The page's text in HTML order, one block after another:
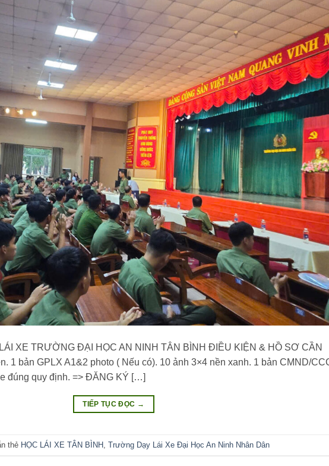
XE TRƯỜNG ĐẠI HỌC AN NINH TÂN BÌNH ĐIỀU KIỆN & HỒ SƠ CẦN
1 bản GPLX A1&2 photo ( Nếu có). 10 ảnh 3×4 nền xanh. 1 bản CMND/
đúng quy định. => ĐĂNG KÝ […]
TIẾP TỤC ĐỌC →
thẻ HỌC LÁI XE TÂN BÌNH Trường Dạy Lái Xe Đại Học An Ninh Nhân Dân